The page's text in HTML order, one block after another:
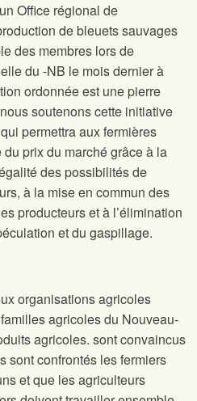
Office régional de
de bleuets sauvages
des membres lors de
du -NB le mois dernier à
ordonnée est une pierre
soutenons cette initiative
permettra aux fermières
prix du marché grâce à la
des possibilités de
à la mise en commun des
producteurs et à l’élimination
et du gaspillage.
organisations agricoles
agricoles du Nouveau-
agricoles. sont convaincus
sont confrontés les fermiers
et que les agriculteurs